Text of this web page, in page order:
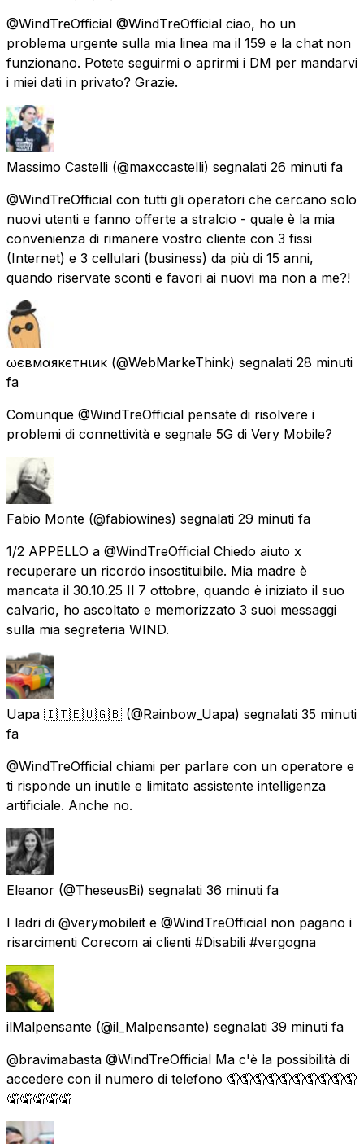
@WindTreOfficial @WindTreOfficial ciao, ho un
problema urgente sulla mia linea ma il 159 e la chat non
funzionano. Potete seguirmi o aprirmi i DM per mandarvi
i miei dati in privato? Grazie.
Massimo Castelli (@maxccastelli) segnalati 26 minuti fa
@WindTreOfficial con tutti gli operatori che cercano solo
nuovi utenti e fanno offerte a stralcio - quale è la mia
convenienza di rimanere vostro cliente con 3 fissi
(Internet) e 3 cellulari (business) da più di 15 anni,
quando riservate sconti e favori ai nuovi ma non a me?!
ωєвмαякєтнιик (@WebMarkeThink) segnalati 28 minuti
fa
Comunque @WindTreOfficial pensate di risolvere i
problemi di connettività e segnale 5G di Very Mobile?
Fabio Monte (@fabiowines) segnalati 29 minuti fa
1/2 APPELLO a @WindTreOfficial Chiedo aiuto x
recuperare un ricordo insostituibile. Mia madre è
mancata il 30.10.25 Il 7 ottobre, quando è iniziato il suo
calvario, ho ascoltato e memorizzato 3 suoi messaggi
sulla mia segreteria WIND.
Uapa 🇮🇹🇪🇺🇬🇧 (@Rainbow_Uapa) segnalati 35 minuti
fa
@WindTreOfficial chiami per parlare con un operatore e
ti risponde un inutile e limitato assistente intelligenza
artificiale. Anche no.
Eleanor (@TheseusBi) segnalati 36 minuti fa
I ladri di @verymobileit e @WindTreOfficial non pagano i
risarcimenti Corecom ai clienti #Disabili #vergogna
ilMalpensante (@il_Malpensante) segnalati 39 minuti fa
@bravimabasta @WindTreOfficial Ma c'è la possibilità di
accedere con il numero di telefono 🤦🤦🤦🤦🤦🤦🤦🤦🤦🤦
🤦🤦🤦🤦🤦